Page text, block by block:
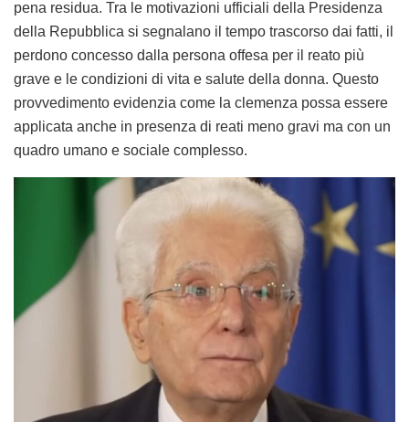
pena residua. Tra le motivazioni ufficiali della Presidenza
della Repubblica si segnalano il tempo trascorso dai fatti, il
perdono concesso dalla persona offesa per il reato più
grave e le condizioni di vita e salute della donna. Questo
provvedimento evidenzia come la clemenza possa essere
applicata anche in presenza di reati meno gravi ma con un
quadro umano e sociale complesso.